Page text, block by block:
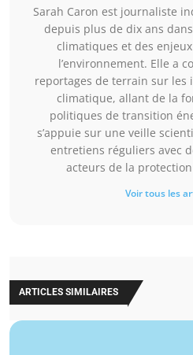
Sarah Caron est journaliste
depuis plus de dix ans
climatiques et des
l’environnement. Elle a
reportages de terrain sur les
climatique, allant de la
politiques de transition
s’appuie sur une veille
entretiens réguliers avec
acteurs de la
Voir tous les
ARTICLES SIMILAIRES